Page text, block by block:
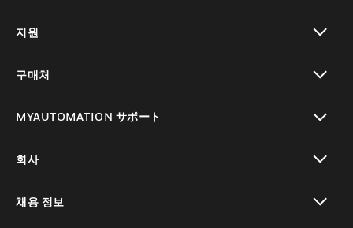
지원
구매처
MYAUTOMATION サポート
회사
채용 정보